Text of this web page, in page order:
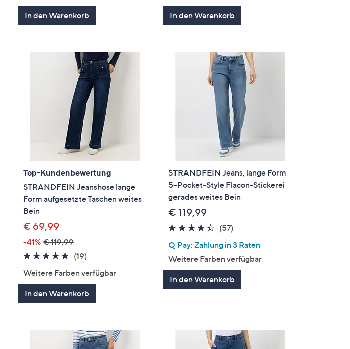
von
5
Bewertungen
In den Warenkorb
von
5
Bewertungen
In den Warenkorb
Top-Kundenbewertung
STRANDFEIN Jeanshose lange
Form aufgesetzte Taschen weites
Bein
€ 69,99
-41% € 119,99
4.5
(19)
Weitere Farben verfügbar
In den Warenkorb
STRANDFEIN Jeans, lange Form
5-Pocket-Style Flacon-Stickerei
gerades weites Bein
€ 119,99
4.3
5
(57)
Q Pay: Zahlung in 3 Raten
Weitere Farben verfügbar
In den Warenkorb